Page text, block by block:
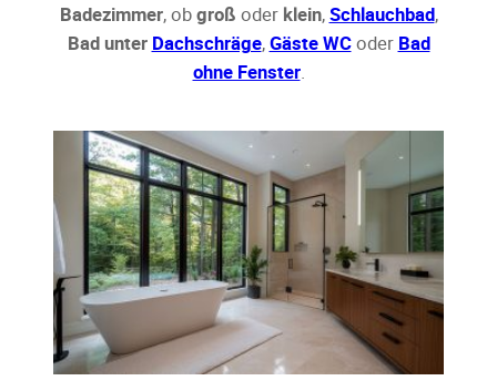
Badezimmer, obgroß oder klein,Schlauchbad,
Bad unter Dachschräge,Gäste WCoder Bad
ohne Fenster.